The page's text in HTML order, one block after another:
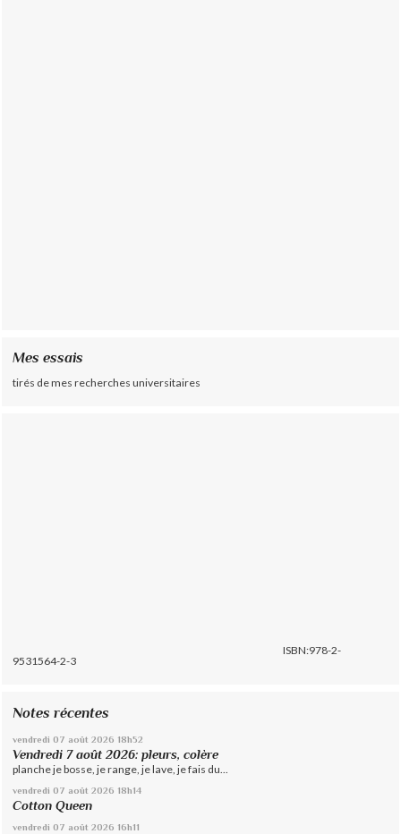
Mes essais
tirés de mes recherches universitaires
ISBN:978-2-
9531564-2-3
Notes récentes
vendredi 07 août 2026 18h52
Vendredi 7 août 2026: pleurs, colère
planche je bosse, je range, je lave, je fais du...
vendredi 07 août 2026 18h14
Cotton Queen
vendredi 07 août 2026 16h11